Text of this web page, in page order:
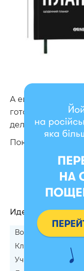
А еще у них
готовность
делах!
Покупайте,
Идеальный
Воспитателю на 8
Классному
Учителю на День